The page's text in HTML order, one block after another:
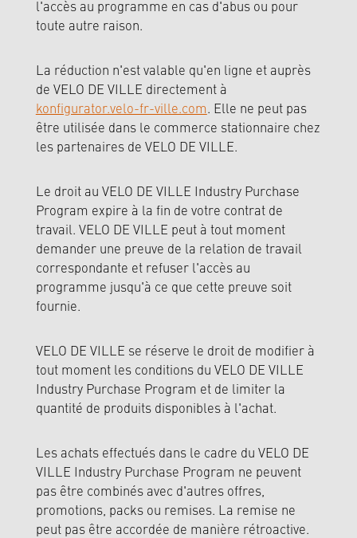
l'accès au programme en cas d'abus ou pour
toute autre raison.
La réduction n'est valable qu'en ligne et auprès
de VELO DE VILLE directement à
konfigurator.velo-fr-ville.com. Elle ne peut pas
être utilisée dans le commerce stationnaire chez
les partenaires de VELO DE VILLE.
Le droit au VELO DE VILLE Industry Purchase
Program expire à la fin de votre contrat de
travail. VELO DE VILLE peut à tout moment
demander une preuve de la relation de travail
correspondante et refuser l'accès au
programme jusqu'à ce que cette preuve soit
fournie.
VELO DE VILLE se réserve le droit de modifier à
tout moment les conditions du VELO DE VILLE
Industry Purchase Program et de limiter la
quantité de produits disponibles à l'achat.
Les achats effectués dans le cadre du VELO DE
VILLE Industry Purchase Program ne peuvent
pas être combinés avec d'autres offres,
promotions, packs ou remises. La remise ne
peut pas être accordée de manière rétroactive.